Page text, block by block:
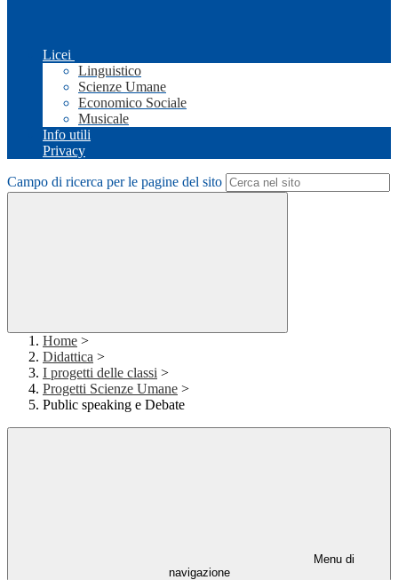
Licei
Linguistico
Scienze Umane
Economico Sociale
Musicale
Info utili
Privacy
Campo di ricerca per le pagine del sito
Home >
Didattica >
I progetti delle classi >
Progetti Scienze Umane >
Public speaking e Debate
Menu di
navigazione